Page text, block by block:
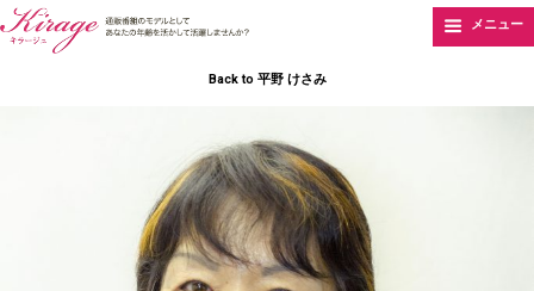
メニュー
Back to 平野 けさみ